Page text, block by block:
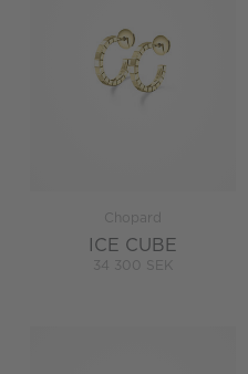
Chopard
ICE CUBE
34 300 SEK